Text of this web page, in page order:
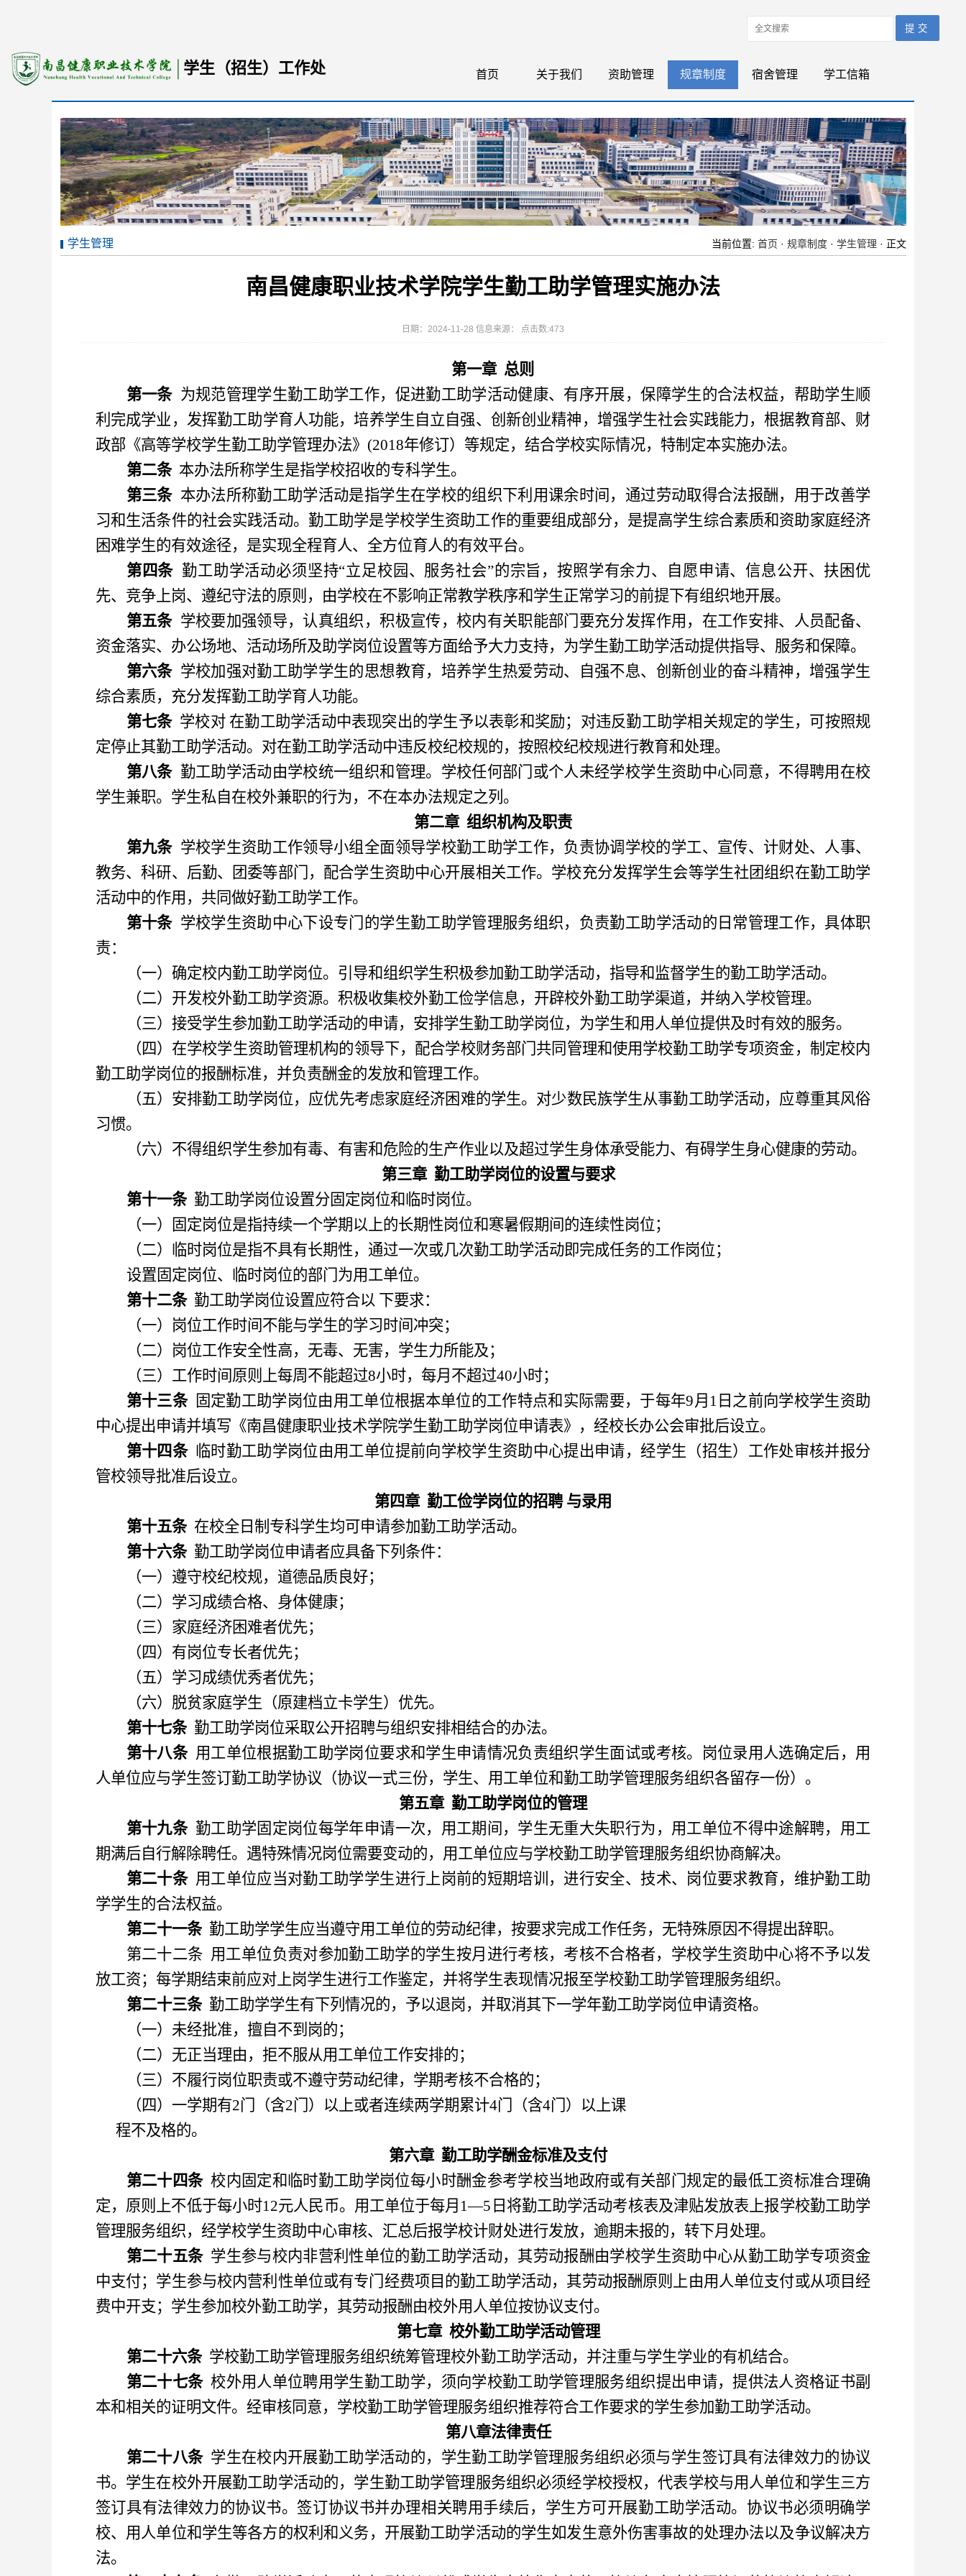
学生（招生）工作处 首页 关于我们 资助管理 规章制度 宿舍管理 学工信箱
学生管理 当前位置: 首页 · 规章制度· 学生管理 · 正文
南昌健康职业技术学院学生勤工助学管理实施办法
日期：2024-11-28 信息来源： 点击数:473
第一章 总则
第一条 为规范管理学生勤工助学工作， 促进勤工助学活动健康、有序开展，保障学生的合法权益， 帮助学生顺
利完成学业 ， 发挥勤工助学育人功能， 培养学生自立自强、创新创业精神 ， 增强学生社会实践能力，根据教育部、财
政部《高等学校学生勤工助学管理办法》 (2018年修订） 等规定， 结合学校实际情况， 特制定本实施办法。
第二条 本办法所称学生是指学校招收的专科学生。
第三条 本办法所称勤工助学活动是指学生在学校的组织下利用课余时间 ， 通过劳动取得合法报酬，用于改善学
习和生活条件的社会实践活动。勤工助学是学校学生资助工作的重要组成部分，是提高学生综合素质和资助家庭经济
困难学生的有效途径， 是实现全程育人、全方位育人的有效平台。
第四条 勤工助学活动必须坚持“立足校园、服务社会”的宗旨 ，按照学有余力、自愿申请、信息公开、扶困优
先、竞争上岗、遵纪守法的原则 ， 由学校在不影响正常教学秩序和学生正常学习的前提下有组织地开展。
第五条 学校要加强领导， 认真组织，积极宣传，校内有关职能部门要充分发挥作用，在工作安排、人员配备、
资金落实、办公场地、活动场所及助学岗位设置等方面给予大力支持， 为学生勤工助学活动提供指导、服务和保障。
第六条 学校加强对勤工助学学生的思想教育， 培养学生热爱劳动、自强不息、创新创业的奋斗精神，增强学生
综合素质，充分发挥勤工助学育人功能。
第七条 学校对 在勤工助学活动中表现突出的学生予以表彰和奖励； 对违反勤工助学相关规定的学生，可按照规
定停止其勤工助学活动。对在勤工助学活动中违反校纪校规的， 按照校纪校规进行教育和处理。
第八条 勤工助学活动由学校统一组织和管理。学校任何部门或个人未经学校学生资助中心 同意， 不得聘用在校
学生兼职。学生私自在校外兼职的行为， 不在本办法规定之列。
第二章 组织机构及职责
第九条 学校学生资助工作领导小组全面领导学校勤工助学工作，负责协调学校的学工、宣传、 计财处、人事、
教务、科研、后勤、团委等部门，配合学生资助中心开展相关工作。学校充分发挥学生会等学生社团组织在勤工助学
活动中的作用 ， 共同做好勤工助学工作。
第十条 学校学生资助中心下设专门的学生勤工助学管理服务组织，负责勤工助学活动的日常管理工作，具体职
责：
（一） 确定校内勤工助学岗位。引导和组织学生积极参加勤工助学活动， 指导和监督学生的勤工助学活动。
（二） 开发校外勤工助学资源。积极收集校外勤工俭学信息， 开辟校外勤工助学渠道，并纳入学校管理。
（三） 接受学生参加勤工助学活动的申请， 安排学生勤工助学岗位， 为学生和用人单位提供及时有效的服务。
（ 四 ） 在学校学生资助管理机构的领导下，配合学校财务部门共同管理和使用学校勤工助学专项资金， 制定校内
勤工助学岗位的报酬标准， 并负责酬金的发放和管理工作。
（五） 安排勤工助学岗位， 应优先考虑家庭经济困难的学生。对少数民族学生从事勤工助学活动， 应尊重其风俗
习惯。
（六） 不得组织学生参加有毒、有害和危险的生产作业以及超过学生身体承受能力、有碍学生身心健康的劳动。
第三章 勤工助学岗位的设置与要求
第十一条 勤工助学岗位设置分固定岗位和临时岗位。
（一）
固定岗位是指持续一个学期以上的长期性岗位和寒暑假期间的连续性岗位；
（二） 临时岗位是指不具有长期性， 通过一次或几次勤工助学活动即完成任务的工作岗位；
设置固定岗位、临时岗位的部门为用工单位。
第十二条 勤工助学岗位设置应符合以 下要求：
（一）
岗位工作时间不能与学生的学习时间冲突；
（二） 岗位工作安全性高， 无毒、无害， 学生力所能及；
（三） 工作时间原则上每周不能超过8小时，每月不超过40小时；
第十三条
固定勤工助学岗位由用工单位根据本单位的工作特点和实际需要， 于每年9月1日之前向学校学生资助
中心提出申请并填写《南昌健康职业技术学院学生勤工助学岗位申请表》 ， 经校长办公会审批后设立。
第十四条 临时勤工助学岗位由用工单位提前向学校学生资助中心提出申请，经学生（招生）工作处审核并报分
管校领导批准后设立。
第四章 勤工俭学岗位的招聘 与录用
第十五条 在校全日制专科学生均可申请参加勤工助学活动。
第十六条 勤工助学岗位申请者应具备下列条件：
（一） 遵守校纪校规， 道德品质良好；
（二） 学习成绩合格、身体健康；
（三） 家庭经济困难者优先；
（ 四 ） 有岗位专长者优先；
（五） 学习成绩优秀者优先；
（六）脱贫家庭学生（原建档立卡学生） 优先。
第十七条 勤工助学岗位采取公开招聘与组织安排相结合的办法。
第十八条 用工单位根据勤工助学岗位要求和学生申请情况负责组织学生面试或考核。岗位录用人选确定后，用
人单位应与学生签订勤工助学协议 （协议一式三份， 学生、用工单位和勤工助学管理服务组织各留存一份） 。
第五章 勤工助学岗位的管理
第十九条 勤工助学固定岗位每学年申请一次， 用工期间，学生无重大失职行为 ， 用工单位不得中途解聘， 用工
期满后自行解除聘任。遇特殊情况岗位需要变动的， 用工单位应与学校勤工助学管理服务组织协商解决。
第二十条 用工单位应当对勤工助学学生进行上岗前的短期培训，进行安全、技术、岗位要求教育， 维护勤工助
学学生的合法权益。
第二十一条 勤工助学学生应当遵守用工单位的劳动纪律，按要求完成工作任务， 无特殊原因不得提出辞职。
第二十二条 用工单位负责对参加勤工助学的学生按月进行考核， 考核不合格者， 学校学生资助中心将不予以发
放工资；每学期结束前应对上岗学生进行工作鉴定， 并将学生表现情况报至学校勤工助学管理服务组织。
第二十三条 勤工助学学生有下列情况的， 予以退岗， 并取消其下一学年勤工助学岗位申请资格。
（一） 未经批准， 擅自不到岗的；
（二） 无正当理由 ， 拒不服从用工单位工作安排的；
（三） 不履行岗位职责或不遵守劳动纪律， 学期考核不合格的；
（ 四 ） 一学期有2门 （含2门 ） 以上或者连续两学期累计4门 （含4门 ）
以上课
程不及格的。
第六章 勤工助学酬金标准及支付
第二十四条 校内固定和临时勤工助学岗位每小时酬金参考学校当地政府或有关部门规定的最低工资标准合理确
定， 原则上不低于每小时12元人民币。用工单位于每月1—5日将勤工助学活动考核表及津贴发放表上报学校勤工助学
管理服务组织，经学校学生资助中心审核、汇总后报学校计财处进行发放， 逾期未报的， 转下月处理。
第二十五条 学生参与校内非营利性单位的勤工助学活动， 其劳动报酬由学校学生资助中心从勤工助学专项资金
中支付；学生参与校内营利性单位或有专门经费项目的勤工助学活动， 其劳动报酬原则上由用人单位支付或从项目经
费中开支；学生参加校外勤工助学，其劳动报酬由校外用人单位按协议支付。
第七章 校外勤工助学活动管理
第二十六条 学校勤工助学管理服务组织统筹管理校外勤工助学活动， 并注重与学生学业的有机结合。
第二十七条 校外用人单位聘用学生勤工助学， 须向学校勤工助学管理服务组织提出申请，提供法人资格证书副
本和相关的证明文件。经审核同意， 学校勤工助学管理服务组织推荐符合工作要求的学生参加勤工助学活动。
第八章法律责任
第二十八条 学生在校内开展勤工助学活动的，学生勤工助学管理服务组织必须与学生签订具有法律效力的协议
书。学生在校外开展勤工助学活动的， 学生勤工助学管理服务组织必须经学校授权，代表学校与用人单位和学生三方
签订具有法律效力的协议书。签订协议书并办理相关聘用手续后，学生方可开展勤工助学活动。协议书必须明确学
校、用人单位和学生等各方的权利和义务， 开展勤工助学活动的学生如发生意外伤害事故的处理办法以及争议解决方
法。